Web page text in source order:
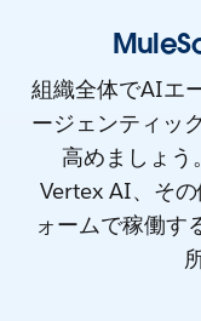
組織全体でAIエ
ージェンティッ
高めましょ
Vertex AI、そ
ォームで稼働す